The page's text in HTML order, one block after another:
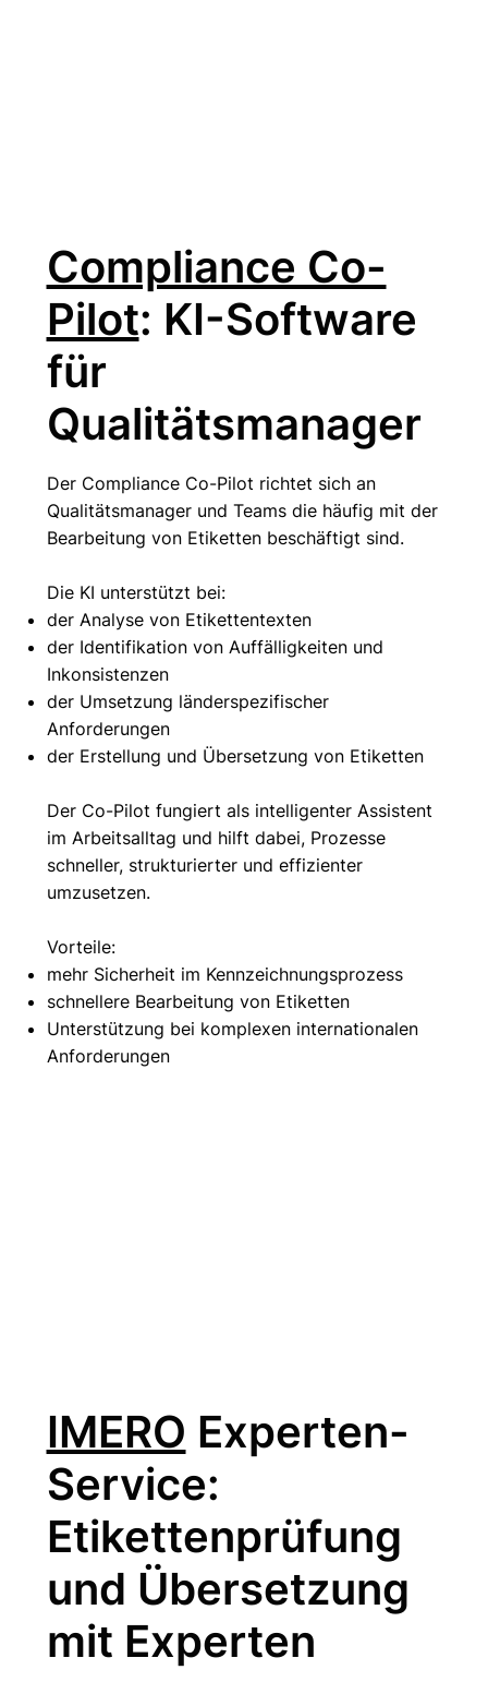
IMERO Experten-
Service:
Etikettenprüfung
und Übersetzung
mit Experten
Compliance Co-
Pilot: KI-Software
für
Qualitätsmanager
Der Compliance Co-Pilot richtet sich an
Qualitätsmanager und Teams die häufig mit der
Bearbeitung von Etiketten beschäftigt sind.
Die KI unterstützt bei:
der Analyse von Etikettentexten
der Identifikation von Auffälligkeiten und
Inkonsistenzen
der Umsetzung länderspezifischer
Anforderungen
der Erstellung und Übersetzung von Etiketten
Der Co-Pilot fungiert als intelligenter Assistent
im Arbeitsalltag und hilft dabei, Prozesse
schneller, strukturierter und effizienter
umzusetzen.
Vorteile:
mehr Sicherheit im Kennzeichnungsprozess
schnellere Bearbeitung von Etiketten
Unterstützung bei komplexen internationalen
Anforderungen